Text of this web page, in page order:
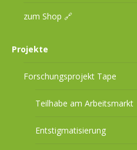
zum Shop 🔗
Projekte
Forschungsprojekt Tape
Teilhabe am Arbeitsmarkt
Entstigmatisierung